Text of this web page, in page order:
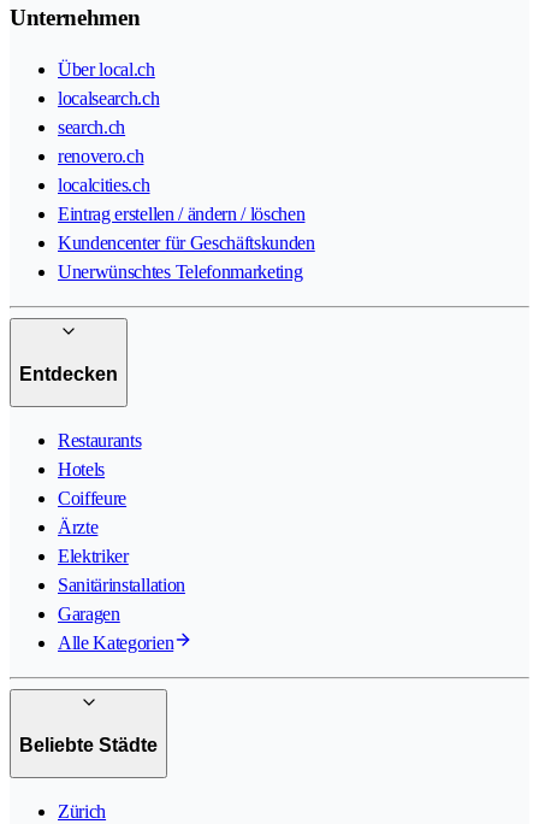
Unternehmen
Über local.ch
localsearch.ch
search.ch
renovero.ch
localcities.ch
Eintrag erstellen / ändern / löschen
Kundencenter für Geschäftskunden
Unerwünschtes Telefonmarketing
Entdecken
Restaurants
Hotels
Coiffeure
Ärzte
Elektriker
Sanitärinstallation
Garagen
Alle Kategorien
Beliebte Städte
Zürich